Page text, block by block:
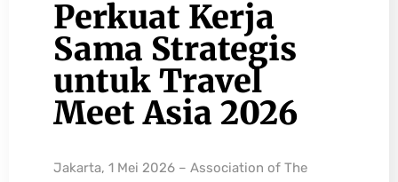
Perkuat Kerja
Sama Strategis
untuk Travel
Meet Asia 2026
Jakarta, 1 Mei 2026 – Association of The